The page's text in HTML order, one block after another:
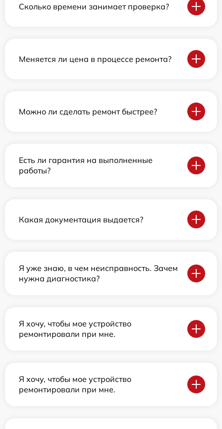
Сколько времени занимает проверка?
Меняется ли цена в процессе ремонта?
Можно ли сделать ремонт быстрее?
Есть ли гарантия на выполненные
работы?
Какая документация выдается?
Я уже знаю, в чем неисправность. Зачем
нужна диагностика?
Я хочу, чтобы мое устройство
ремонтировали при мне.
Я хочу, чтобы мое устройство
ремонтировали при мне.